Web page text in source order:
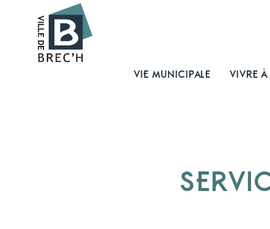
VIE MUNICIPALE VIVRE À